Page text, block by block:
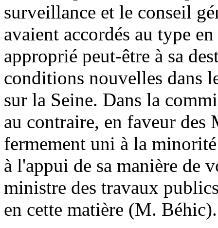
surveillance et le conseil
avaient accordés au type
approprié peut-être à sa
conditions nouvelles dans
sur la Seine. Dans la
au contraire, en faveur des
fermement uni à la
à l'appui de sa manière de
ministre des travaux
en cette matière (M. Béhic).